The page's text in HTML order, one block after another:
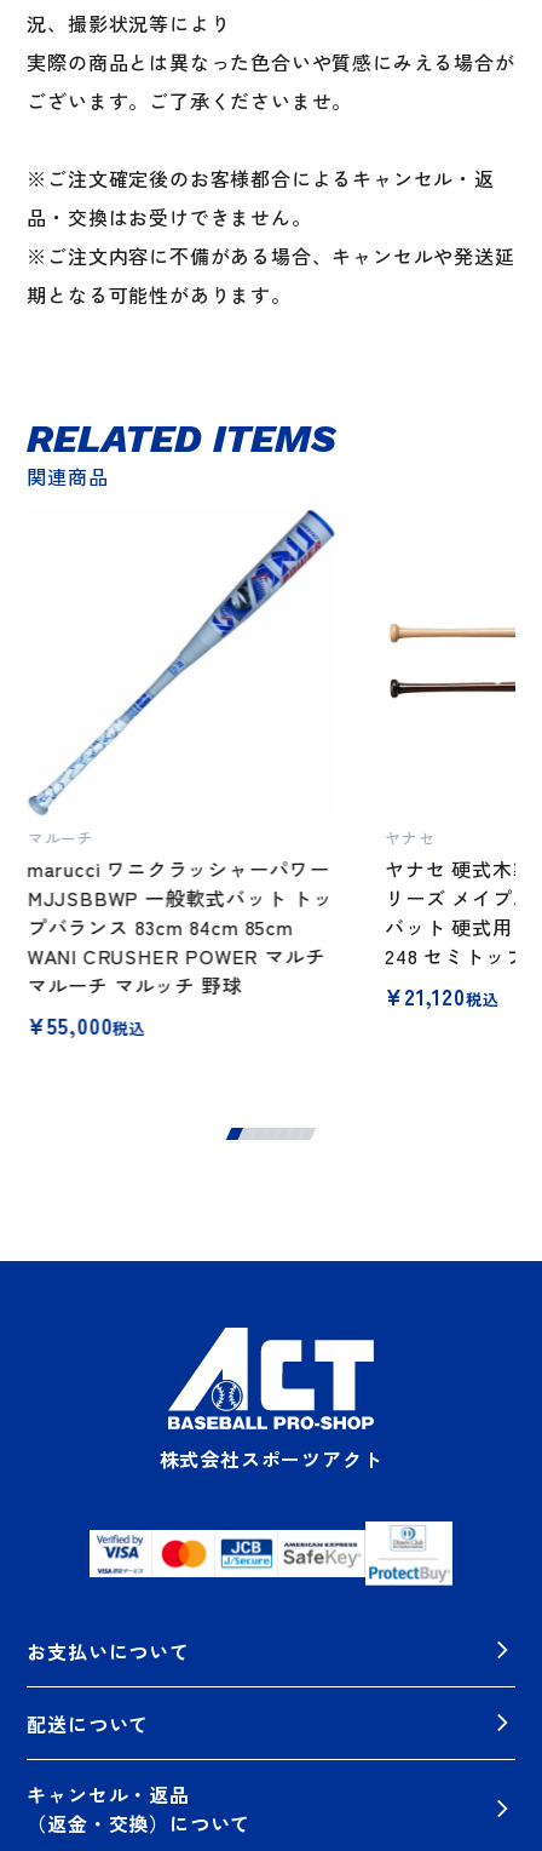
製
金
属
ト
個
況、撮影状況等により
実際の商品とは異なった色合いや質感にみえる場合が
ございます。ご了承くださいませ。
※ご注文確定後のお客様都合によるキャンセル・返
品・交換はお受けできません。
※ご注文内容に不備がある場合、キャンセルや発送延
期となる可能性があります。
関連商品
RELATED ITEMS
マルーチ
marucci ワニクラッシャーパワー
MJJSBBWP 一般軟式バット トッ
プバランス 83cm 84cm 85cm
WANI CRUSHER POWER マルチ
マルーチ マルッチ 野球
¥55,000税込
ヤナセ
ヤナセ 硬式木製
リーズ メイプ
バット 硬式用
248 セミトップ
¥21,120税込
株式会社スポーツアクト
お支払いについて
配送について
キャンセル・返品
（返金・交換）について